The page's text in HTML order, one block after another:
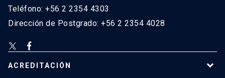
Teléfono: +56 2 2354 4303
Dirección de Postgrado: +56 2 2354 4028
ACREDITACIÓN